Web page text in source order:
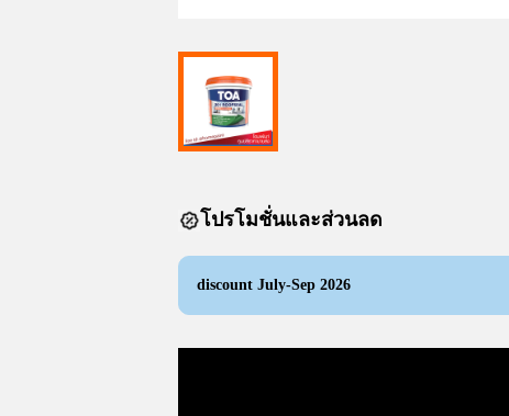
โปรโมชั่นและส่วนลด
discount July-Sep 2026